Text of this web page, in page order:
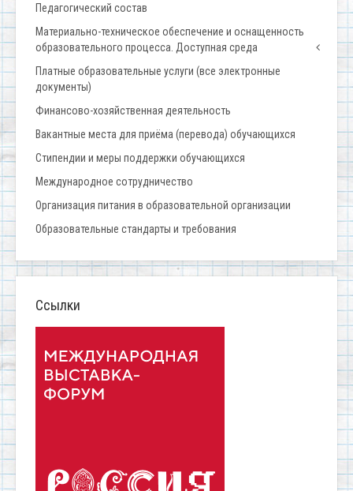
Педагогический состав
Материально-техническое обеспечение и оснащенность
образовательного процесса. Доступная среда
Платные образовательные услуги (все электронные
документы)
Финансово-хозяйственная деятельность
Вакантные места для приёма (перевода) обучающихся
Стипендии и меры поддержки обучающихся
Международное сотрудничество
Организация питания в образовательной организации
Образовательные стандарты и требования
Ссылки